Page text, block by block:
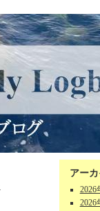
アー
2026
2026